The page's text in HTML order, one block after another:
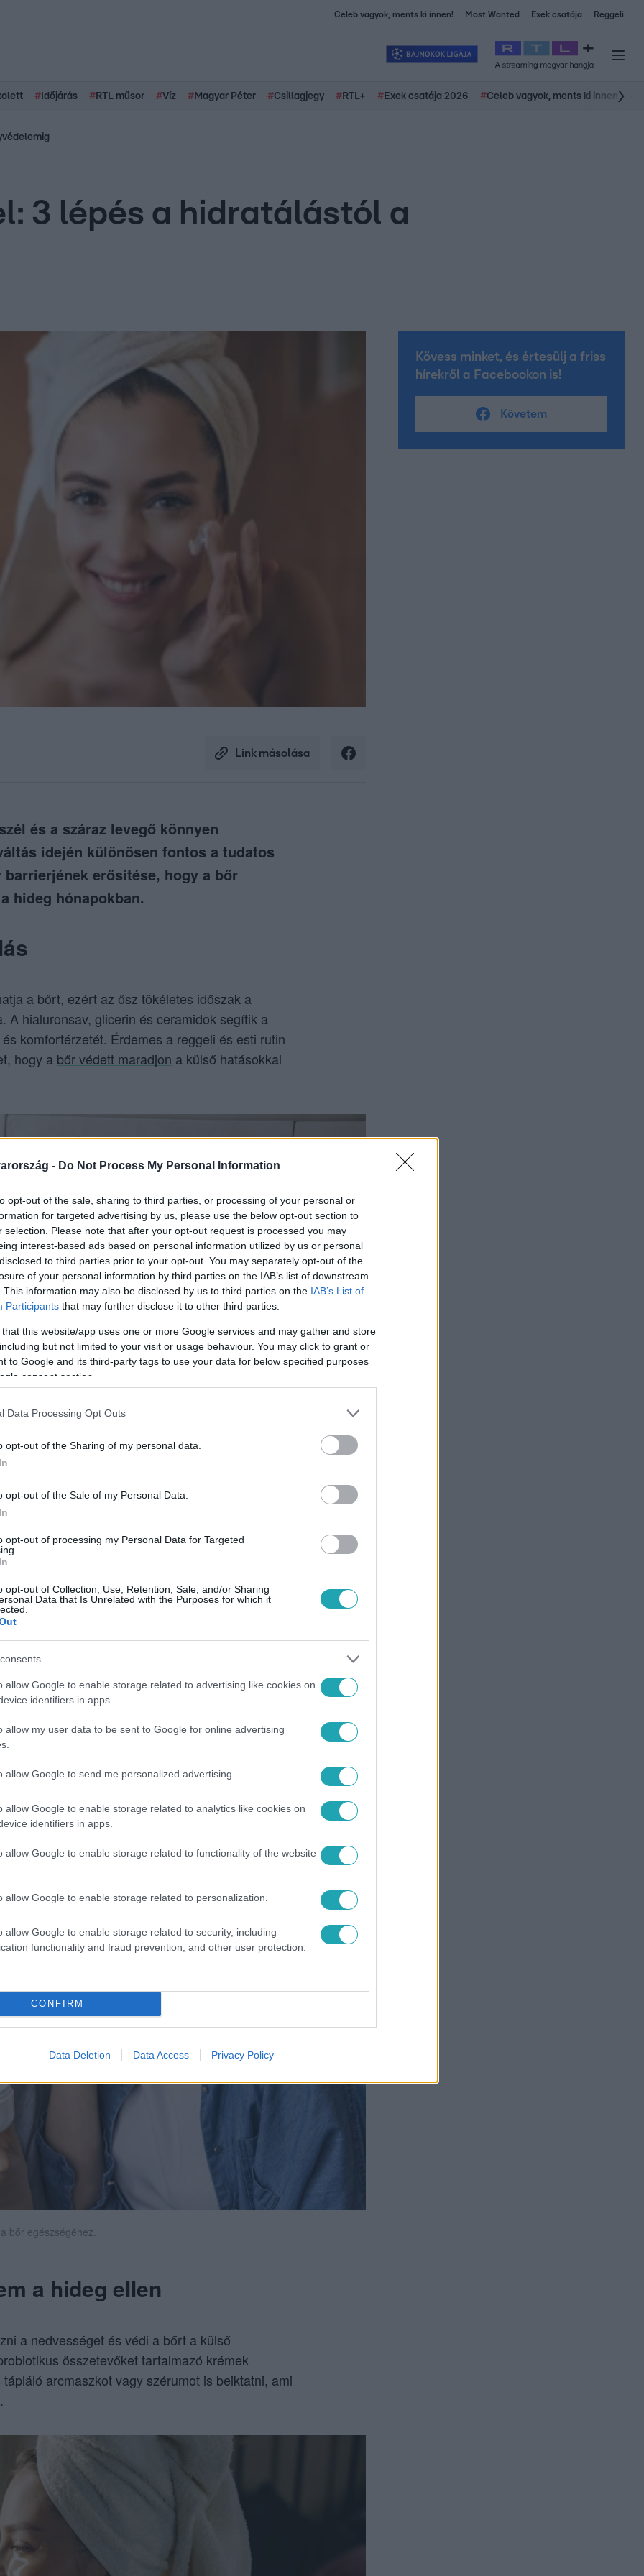
- Do Not Process My Personal Information
opt-out of the sale, sharing to third parties, or processing of your personal or
for targeted advertising by us, please use the below opt-out section to
selection. Please note that after your opt-out request is processed you may
interest-based ads based on personal information utilized by us or personal
to third parties prior to your opt-out. You may separately opt-out of the
of your personal information by third parties on the IAB’s list of downstream
This information may also be disclosed by us to third parties on the IAB’s List of
Participants that may further disclose it to other third parties.
that this website/app uses one or more Google services and may gather and store
but not limited to your visit or usage behaviour. You may click to grant or
to Google and its third-party tags to use your data for below specified purposes
consent section.
Data Processing Opt Outs
opt-out of the Sharing of my personal data.
opt-out of the Sale of my Personal Data.
opt-out of processing my Personal Data for Targeted
opt-out of Collection, Use, Retention, Sale, and/or Sharing
Data that Is Unrelated with the Purposes for which it
allow Google to enable storage related to advertising like cookies on
identifiers in apps.
allow my user data to be sent to Google for online advertising
allow Google to send me personalized advertising.
allow Google to enable storage related to analytics like cookies on
identifiers in apps.
allow Google to enable storage related to functionality of the website
allow Google to enable storage related to personalization.
allow Google to enable storage related to security, including
functionality and fraud prevention, and other user protection.
CONFIRM
Data Deletion Data Access Privacy Policy
Celeb vagyok, ments ki innen! Most Wanted Exek csatája Reggeli
# Időjárás # RTL műsor #Víz # Magyar Péter #Csillagjegy # RTL+ # Exek csatája 2026 #Celeb vagyok, ments ki innen
3 lépés a hidratálástól a
Link másolása
és a száraz levegő könnyen
idején különösen fontos a tudatos
erősítése, hogy a bőr
hideg hónapokban.
a bőrt, ezért az ősz tökéletes időszak a
A hialuronsav, glicerin és ceramidok segítik a
komfortérzetét. Érdemes a reggeli és esti rutin
hogy a bőr védett maradjon a külső hatásokkal
az őszi hónapokban.
nyáron fontos
, ezért érdemes a mindennapi rutinba beépíteni
az öregedés jeleit, a pigmentfoltok
egészségét, még borongós napokon is.
bőr egészségéhez.
a hideg ellen
a nedvességet és védi a bőrt a külső
összetevőket tartalmazó krémek
arcmaszkot vagy szérumot is beiktatni, ami
Kövess minket, és értesülj a friss
hírekről a Facebookon is!
Követem